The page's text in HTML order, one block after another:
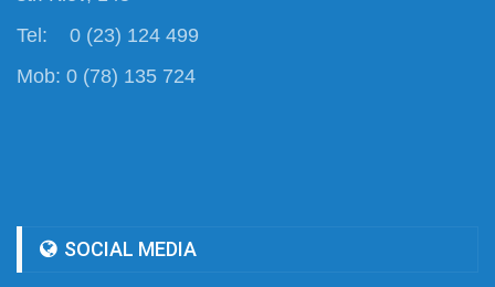
Tel: 0 (23) 124 499
Mob: 0 (78) 135 724
SOCIAL MEDIA